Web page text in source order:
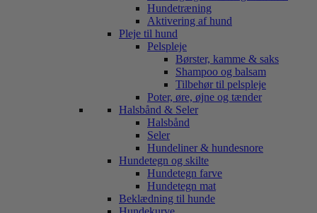
Hundetræning
Aktivering af hund
Pleje til hund
Pelspleje
Børster, kamme & saks
Shampoo og balsam
Tilbehør til pelspleje
Poter, øre, øjne og tænder
Halsbånd & Seler
Halsbånd
Seler
Hundeliner & hundesnore
Hundetegn og skilte
Hundetegn farve
Hundetegn mat
Beklædning til hunde